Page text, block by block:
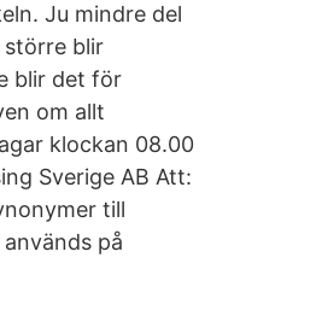
Ju mindre del
större blir
blir det för
om allt
klockan 08.00
Sverige AB Att:
till
på